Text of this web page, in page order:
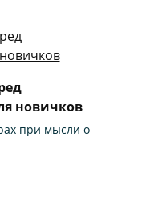
новичков
при мысли о